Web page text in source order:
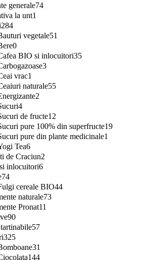
generale74
la unt1
284
vegetale51
0
BIO si inlocuitori35
3
vrac1
naturale55
2
4
de fructe12
pure 100% din superfructe19
pure din plante medicinale1
Tea6
de Craciun2
inlocuitori6
74
cereale BIO44
naturale73
Pronat11
90
57
325
31
144